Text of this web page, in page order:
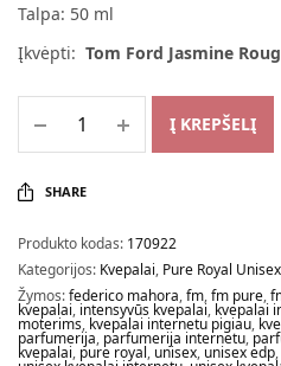
Talpa: 50 ml
Įkvėpti: Tom Ford Jasmine
Į KREPŠELĮ
SHARE
Produkto kodas: 170922
Kategorijos: Kvepalai, Pure Royal
Žymos:federico mahora,fm,fm pure,
kvepalai, intensyvūs kvepalai, kvepalai
moterims, kvepalai internetu pigiau,
parfumerija, parfumerija internetu,
kvepalai, pure royal, unisex, unisex edp,